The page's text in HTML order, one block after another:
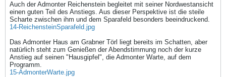
Auch der Admonter Reichenstein begleitet mit seiner Nordwestansicht
einen guten Teil des Anstiegs. Aus dieser Perspektive ist die steile
Scharte zwischen ihm und dem Sparafeld besonders beeindruckend.
14-ReichensteinSparafeld.jpg
Das Admonter Haus am Grabner Törl liegt bereits im Schatten, aber
natürlich steht zum Genießen der Abendstimmung noch der kurze
Anstieg auf seinen "Hausgipfel", die Admonter Warte, auf dem
Programm.
15-AdmonterWarte.jpg